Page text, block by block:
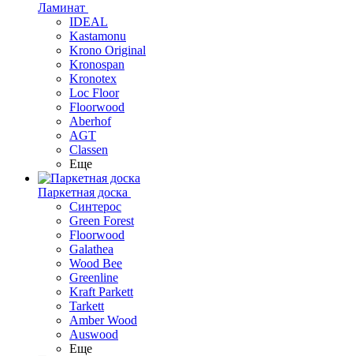
Ламинат
IDEAL
Kastamonu
Krono Original
Kronospan
Kronotex
Loc Floor
Floorwood
Aberhof
AGT
Classen
Еще
Паркетная доска
Синтерос
Green Forest
Floorwood
Galathea
Wood Bee
Greenline
Kraft Parkett
Tarkett
Amber Wood
Auswood
Еще